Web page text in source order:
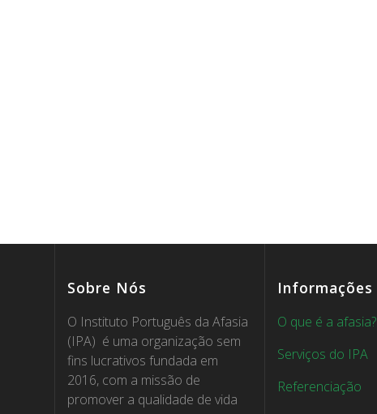
Sobre Nós
O Instituto Português da Afasia
(IPA) é uma organização sem
fins lucrativos fundada em
2016, com a missão de
promover a qualidade de vida
Informações
O que é a afasia?
Serviços do IPA
Referenciação